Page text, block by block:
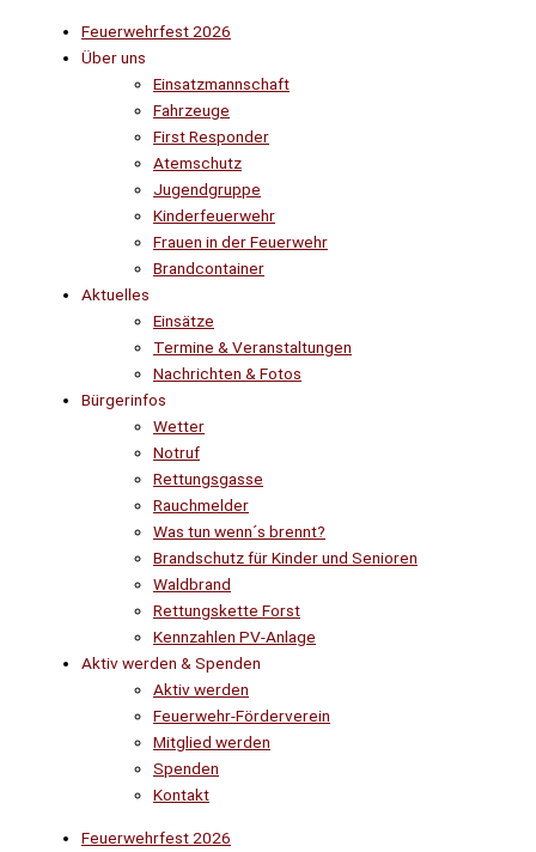
Feuerwehrfest 2026
Über uns
Einsatzmannschaft
Fahrzeuge
First Responder
Atemschutz
Jugendgruppe
Kinderfeuerwehr
Frauen in der Feuerwehr
Brandcontainer
Aktuelles
Einsätze
Termine & Veranstaltungen
Nachrichten & Fotos
Bürgerinfos
Wetter
Notruf
Rettungsgasse
Rauchmelder
Was tun wenn´s brennt?
Brandschutz für Kinder und Senioren
Waldbrand
Rettungskette Forst
Kennzahlen PV-Anlage
Aktiv werden & Spenden
Aktiv werden
Feuerwehr-Förderverein
Mitglied werden
Spenden
Kontakt
Feuerwehrfest 2026